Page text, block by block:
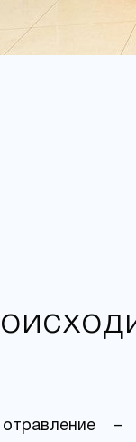
отравление